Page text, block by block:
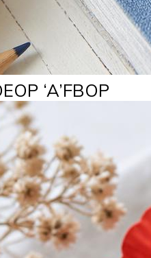
‘A’FBOP